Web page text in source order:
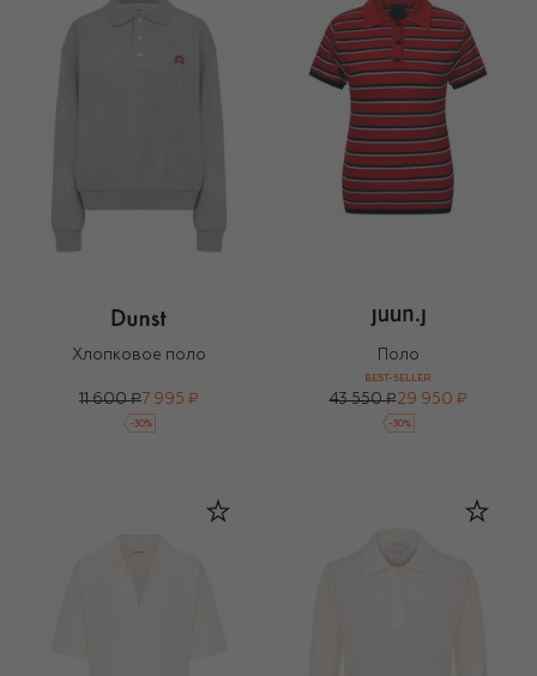
Хлопковое поло
11 600 ₽7 995 ₽
-30%
Поло
BEST-SELLER
43 550 ₽29 950 ₽
-30%